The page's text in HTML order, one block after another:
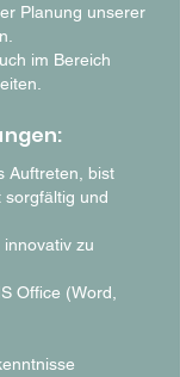
Planung unserer
im Bereich
Auftreten, bist
und
zu
Office (Word,